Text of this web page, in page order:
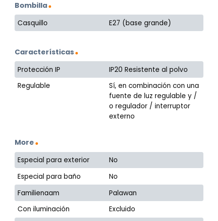
Bombilla
Casquillo E27 (base grande)
Características
Protección IP
IP20 Resistente al polvo
Regulable
Sí, en combinación con una
fuente de luz regulable y /
o regulador / interruptor
externo
More
Especial para exterior
No
Especial para baño
No
Familienaam
Palawan
Con iluminación
Excluido